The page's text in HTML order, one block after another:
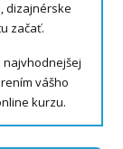
dizajnérske
začať.
najvhodnejšej
vášho
kurzu.